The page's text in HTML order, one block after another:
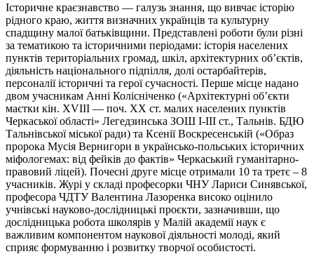
Історичне краєзнавство — галузь знання, що вивчає історію
рідного краю, життя визначних українців та культурну
спадщину малої батьківщини. Представлені роботи були різні
за тематикою та історичними періодами: історія населених
пунктів територіальних громад, шкіл, архітектурних об’єктів,
діяльність національного підпілля, долі остарбайтерів,
персоналії історичні та герої сучасності. Перше місце надано
двом учасникам Анні Колісніченко («Архітектурні об’єкти
маєтки кін. XVIII — поч. XX ст. малих населених пунктів
Черкаської області» Легедзинська ЗОШ І-ІІІ ст., Тальнів. БДЮ
Тальнівської міської ради) та Ксенії Воскресенській («Образ
пророка Мусія Вернигори в українсько-польських історичних
міфологемах: від фейків до фактів» Черкаський гуманітарно-
правовий ліцей). Почесні друге місце отримали 10 та третє – 8
учасників. Журі у складі професорки ЧНУ Лариси Синявської,
професора ЧДТУ Валентина Лазоренка високо оцінило
учнівські науково-дослідницькі проєкти, зазначивши, що
дослідницька робота школярів у Малій академії наук є
важливим компонентом наукової діяльності молоді, який
сприяє формуванню і розвитку творчої особистості.